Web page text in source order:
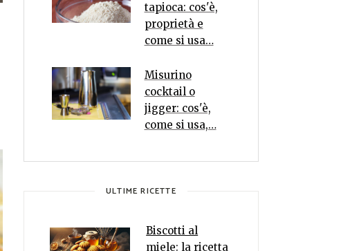
tapioca: cos'è,
proprietà e
come si usa…
Misurino
cocktail o
jigger: cos'è,
come si usa,…
ULTIME RICETTE
Biscotti al
miele: la ricetta